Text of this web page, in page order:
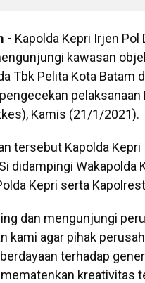
- Kapolda Kepri Irjen Pol
kawasan
Tbk Pelita Kota Batam
pelaksanaan
Kamis (21/1/2021).
tersebut Kapolda Kepri
didampingi Wakapolda
Kepri serta
dan mengunjungi
kami agar pihak
terhadap
kreativitas